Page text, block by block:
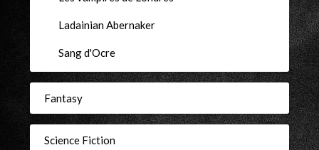
Ladainian Abernaker
Sang d'Ocre
Fantasy
Science Fiction